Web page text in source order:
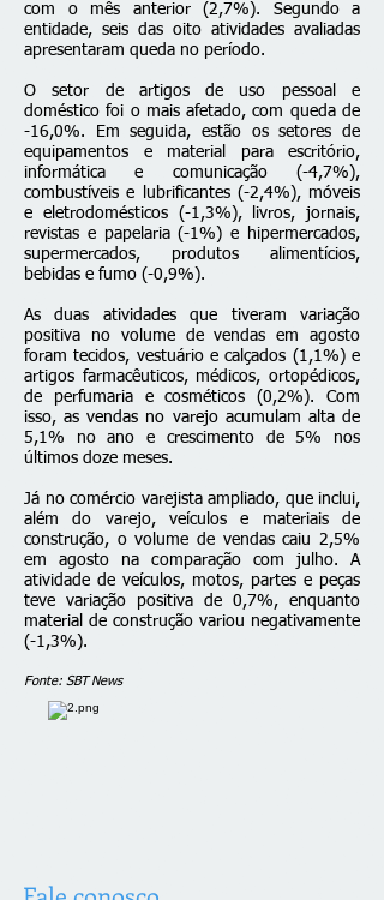
com o mês anterior (2,7%). Segundo a
entidade, seis das oito atividades avaliadas
apresentaram queda no período.
O setor de artigos de uso pessoal e
doméstico foi o mais afetado, com queda de
-16,0%. Em seguida, estão os setores de
equipamentos e material para escritório,
informática e comunicação (-4,7%),
combustíveis e lubrificantes (-2,4%), móveis
e eletrodomésticos (-1,3%), livros, jornais,
revistas e papelaria (-1%) e hipermercados,
supermercados, produtos alimentícios,
bebidas e fumo (-0,9%).
As duas atividades que tiveram variação
positiva no volume de vendas em agosto
foram tecidos, vestuário e calçados (1,1%) e
artigos farmacêuticos, médicos, ortopédicos,
de perfumaria e cosméticos (0,2%). Com
isso, as vendas no varejo acumulam alta de
5,1% no ano e crescimento de 5% nos
últimos doze meses.
Já no comércio varejista ampliado, que inclui,
além do varejo, veículos e materiais de
construção, o volume de vendas caiu 2,5%
em agosto na comparação com julho. A
atividade de veículos, motos, partes e peças
teve variação positiva de 0,7%, enquanto
material de construção variou negativamente
(-1,3%).
Fonte: SBT News